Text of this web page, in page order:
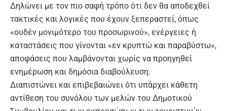
Δηλώνει με τον πιο σαφή τρόπο ότι δεν θα αποδεχθεί
τακτικές και λογικές που έχουν ξεπεραστεί, όπως
«ουδέν μονιμότερο του προσωρινού», ενέργειες ή
καταστάσεις που γίνονται «εν κρυπτώ και παραβύστω»,
αποφάσεις που λαμβάνονται χωρίς να προηγηθεί
ενημέρωση και δημόσια διαβούλευση.
Διαπιστώνει και επιβεβαιώνει ότι υπάρχει κάθετη
αντίθεση του συνόλου των μελών του Δημοτικού